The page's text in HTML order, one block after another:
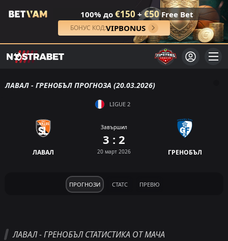
100% до €150 + €50Free Bet
БОНУС КОД:VIPBONUS
ЛАВАЛ - ГРЕНОБЪЛ ПРОГНОЗА (20.03.2026)
LIGUE 2
ЛАВАЛ
Завършил
3 : 2
20 март 2026 ГРЕНОБЪЛ
ПРОГНОЗИ СТАТС ПРЕВЮ
ЛАВАЛ - ГРЕНОБЪЛ СТАТИСТИКА ОТ МАЧА